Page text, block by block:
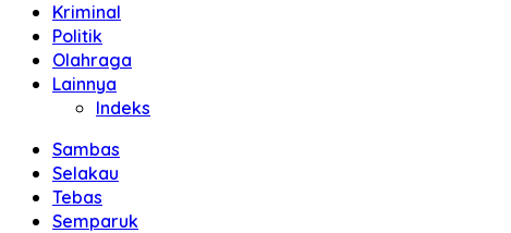
Kriminal
Politik
Olahraga
Lainnya
Indeks
Sambas
Selakau
Tebas
Semparuk